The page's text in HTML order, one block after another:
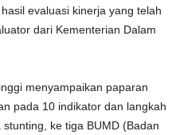
evaluasi kinerja yang telah
dari Kementerian Dalam
menyampaikan paparan
pada 10 indikator dan langkah
ke tiga BUMD (Badan